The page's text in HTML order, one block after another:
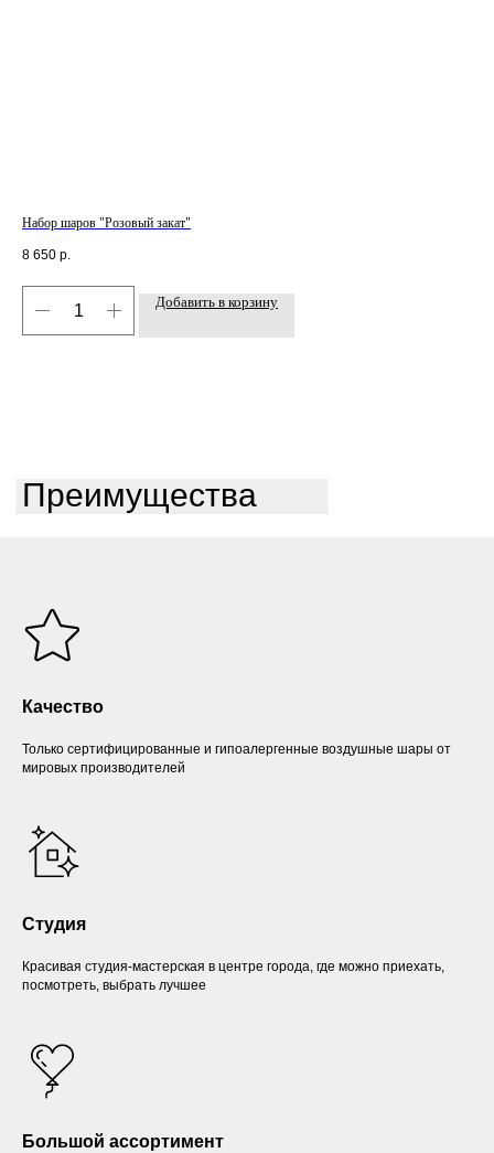
Набор шаров "Розовый закат"
8 650 р.
Добавить в корзину
Преимущества
Качество
Только сертифицированные и гипоалергенные воздушные шары от
мировых производителей
Студия
Красивая студия-мастерская в центре города, где можно приехать,
посмотреть, выбрать лучшее
Большой ассортимент